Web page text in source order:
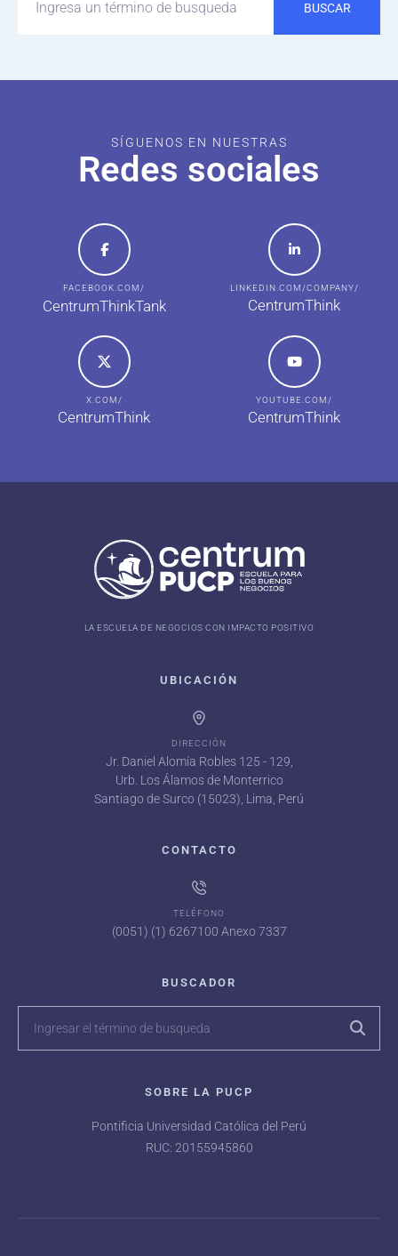
BUSCAR
SÍGUENOS EN NUESTRAS
Redes sociales
FACEBOOK.COM/
CentrumThinkTank
LINKEDIN.COM/COMPANY/
CentrumThink
X.COM/
CentrumThink
YOUTUBE.COM/
CentrumThink
LA ESCUELA DE NEGOCIOS CON IMPACTO POSITIVO
UBICACIÓN
DIRECCIÓN
Jr. Daniel Alomía Robles 125 - 129,
Urb. Los Álamos de Monterrico
Santiago de Surco (15023), Lima, Perú
CONTACTO
TELÉFONO
(0051) (1) 6267100 Anexo 7337
BUSCADOR
SOBRE LA PUCP
Pontificia Universidad Católica del Perú
RUC: 20155945860